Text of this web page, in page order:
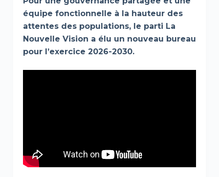
équipe fonctionnelle à la hauteur des
attentes des populations, le parti La
Nouvelle Vision a élu un nouveau bureau
pour l’exercice 2026-2030.